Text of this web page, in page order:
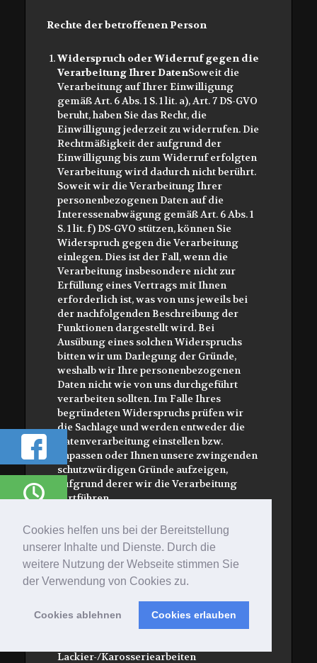
Cookies helfen uns bei der Bereitstellung
unserer Inhalte und Dienste. Durch die
weitere Nutzung der Webseite stimmen Sie
der Verwendung von Cookies zu.
Cookies ablehnen Cookies erlauben
Rechte der betroffenen Person
Widerspruch oder Widerruf gegen die
Verarbeitung Ihrer DatenSoweit die
Verarbeitung auf Ihrer Einwilligung
gemäß Art. 6 Abs. 1 S. 1 lit. a), Art. 7 DS-GVO
beruht, haben Sie das Recht, die
Einwilligung jederzeit zu widerrufen. Die
Rechtmäßigkeit der aufgrund der
Einwilligung bis zum Widerruf erfolgten
Verarbeitung wird dadurch nicht berührt.
Soweit wir die Verarbeitung Ihrer
personenbezogenen Daten auf die
Interessenabwägung gemäß Art. 6 Abs. 1
S. 1 lit. f) DS-GVO stützen, können Sie
Widerspruch gegen die Verarbeitung
einlegen. Dies ist der Fall, wenn die
Verarbeitung insbesondere nicht zur
Erfüllung eines Vertrags mit Ihnen
erforderlich ist, was von uns jeweils bei
der nachfolgenden Beschreibung der
Funktionen dargestellt wird. Bei
Ausübung eines solchen Widerspruchs
bitten wir um Darlegung der Gründe,
weshalb wir Ihre personenbezogenen
Daten nicht wie von uns durchgeführt
verarbeiten sollten. Im Falle Ihres
begründeten Widerspruchs prüfen wir
die Sachlage und werden entweder die
Datenverarbeitung einstellen bzw.
anpassen oder Ihnen unsere zwingenden
schutzwürdigen Gründe aufzeigen,
aufgrund derer wir die Verarbeitung
fortführen.
personenbezogenen Daten für Zwecke
der Werbung und Datenanalyse jederzeit
widersprechen. Das Widerspruchsrecht
können Sie kostenfrei ausüben. Über
Ihren Werbewiderspruch können Sie uns
unter folgenden Kontaktdaten
informieren:
Lackier-/Karosseriearbeiten